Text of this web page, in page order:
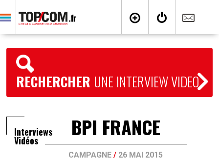
RECHERCHER UNE INTERVIEW VIDEO
Interviews
Vidéos BPI FRANCE
CAMPAGNE / 26 MAI 2015